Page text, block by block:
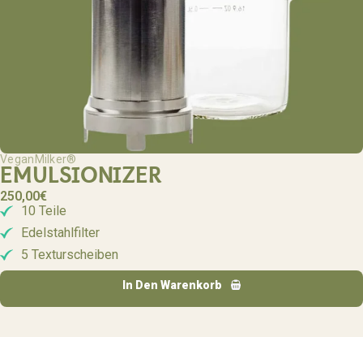
VeganMilker®
EMULSIONIZER
250,00€
10 Teile
Edelstahlfilter
5 Texturscheiben
In Den Warenkorb